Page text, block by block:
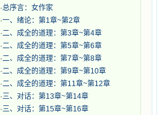
·总序言：女作家
·一、绪论：第1章~第2章
·二、成全的道理：第3章~第4章
·二、成全的道理：第5章~第6章
·二、成全的道理：第7章~第8章
·二、成全的道理：第9章~第10章
·二、成全的道理：第11章~第12章
·三、对话：第13章~第14章
·三、对话：第15章~第16章